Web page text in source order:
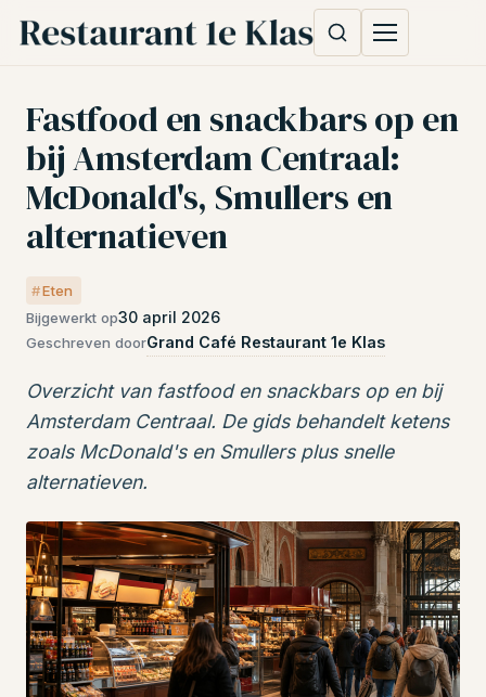
Fastfood en snackbars op en
bij Amsterdam Centraal:
McDonald's, Smullers en
alternatieven
Eten
Bijgewerkt op30 april 2026
Geschreven doorGrand Café Restaurant 1e Klas
Overzicht van fastfood en snackbars op en bij
Amsterdam Centraal. De gids behandelt ketens
zoals McDonald's en Smullers plus snelle
alternatieven.